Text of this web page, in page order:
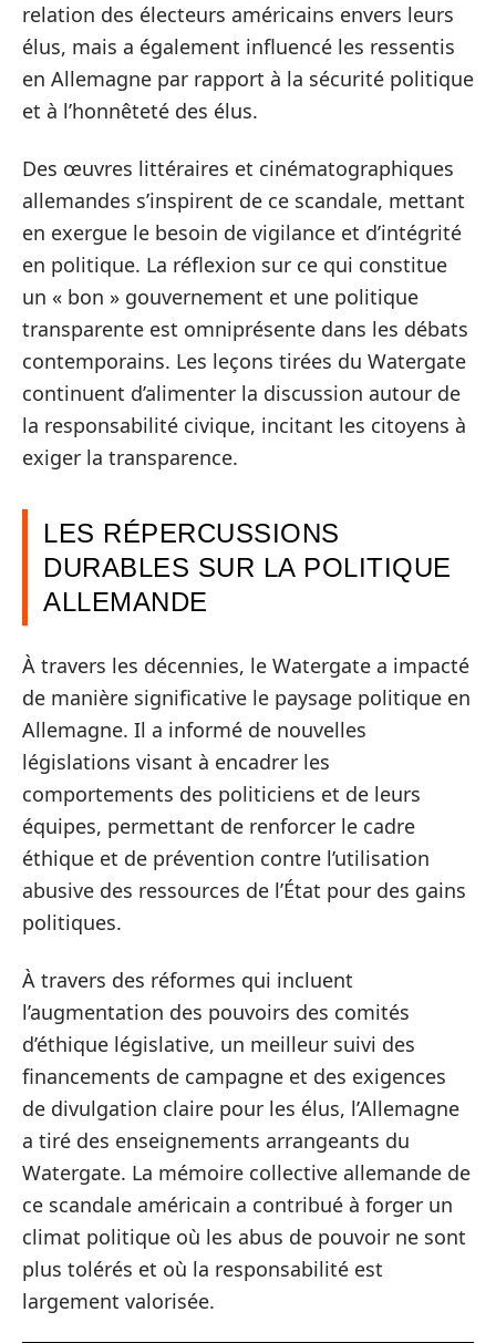
relation des électeurs américains envers leurs
élus, mais a également influencé les ressentis
en Allemagne par rapport à la sécurité politique
et à l’honnêteté des élus.
Des œuvres littéraires et cinématographiques
allemandes s’inspirent de ce scandale, mettant
en exergue le besoin de vigilance et d’intégrité
en politique. La réflexion sur ce qui constitue
un « bon » gouvernement et une politique
transparente est omniprésente dans les débats
contemporains. Les leçons tirées du Watergate
continuent d’alimenter la discussion autour de
la responsabilité civique, incitant les citoyens à
exiger la transparence.
LES RÉPERCUSSIONS
DURABLES SUR LA POLITIQUE
ALLEMANDE
À travers les décennies, le Watergate a impacté
de manière significative le paysage politique en
Allemagne. Il a informé de nouvelles
législations visant à encadrer les
comportements des politiciens et de leurs
équipes, permettant de renforcer le cadre
éthique et de prévention contre l’utilisation
abusive des ressources de l’État pour des gains
politiques.
À travers des réformes qui incluent
l’augmentation des pouvoirs des comités
d’éthique législative, un meilleur suivi des
financements de campagne et des exigences
de divulgation claire pour les élus, l’Allemagne
a tiré des enseignements arrangeants du
Watergate. La mémoire collective allemande de
ce scandale américain a contribué à forger un
climat politique où les abus de pouvoir ne sont
plus tolérés et où la responsabilité est
largement valorisée.